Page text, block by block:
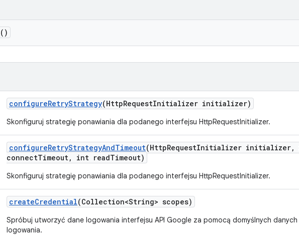
()
configureRetryStrategy(HttpRequestInitializer initializer)
Skonfiguruj strategię ponawiania dla podanego interfejsu HttpRequestInitializer.
configureRetryStrategyAndTimeout(HttpRequestInitializer initializer,
connectTimeout, int readTimeout)
Skonfiguruj strategię ponawiania dla podanego interfejsu HttpRequestInitializer.
createCredential(Collection<String> scopes)
Spróbuj utworzyć dane logowania interfejsu API Google za pomocą domyślnych danych
logowania.